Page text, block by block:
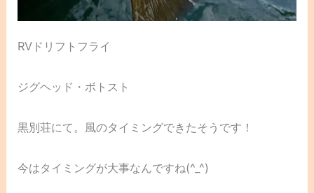
RVドリフトフライ
ジグヘッド・ボトスト
黒別荘にて。風のタイミングできたそうです！
今はタイミングが大事なんですね(^_^)